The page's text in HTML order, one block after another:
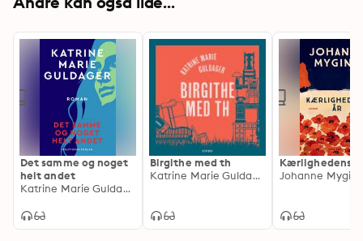
Det samme og noget
helt andet
Katrine Marie Guldager
Birgithe med th
Katrine Marie Guldager
Kærlighedens
Johanne